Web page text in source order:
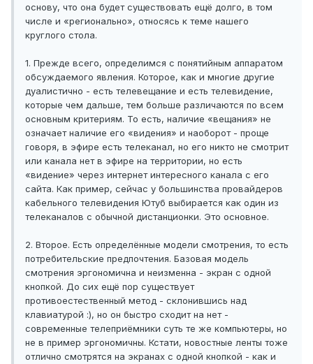
основу, что она будет существовать ещё долго, в том
числе и «регионально», относясь к теме нашего
круглого стола.
1. Прежде всего, определимся с понятийным аппаратом
обсуждаемого явления. Которое, как и многие другие
дуалистично - есть телевещание и есть телевидение,
которые чем дальше, тем больше различаются по всем
основным критериям. То есть, наличие «вещания» не
означает наличие его «видения» и наоборот - проще
говоря, в эфире есть телеканал, но его никто не смотрит
или канала нет в эфире на территории, но есть
«видение» через интернет интересного канала с его
сайта. Как пример, сейчас у большинства провайдеров
кабельного телевидения Ютуб выбирается как один из
телеканалов с обычной дистанционки. Это основное.
2. Второе. Есть определённые модели смотрения, то есть
потребительские предпочтения. Базовая модель
смотрения эргономична и неизменна - экран с одной
кнопкой. До сих ещё пор существует
противоестественный метод - склонившись над
клавиатурой :), но он быстро сходит на нет -
современные телеприёмники суть те же компьютеры, но
не в пример эргономичны. Кстати, новостные ленты тоже
отлично смотрятся на экранах с одной кнопкой - как и